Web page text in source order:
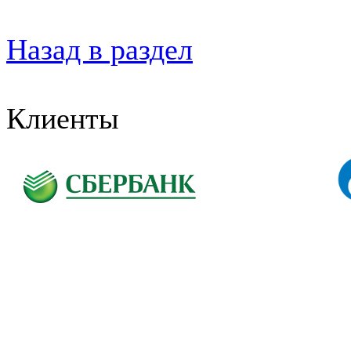
Назад в раздел
Клиенты